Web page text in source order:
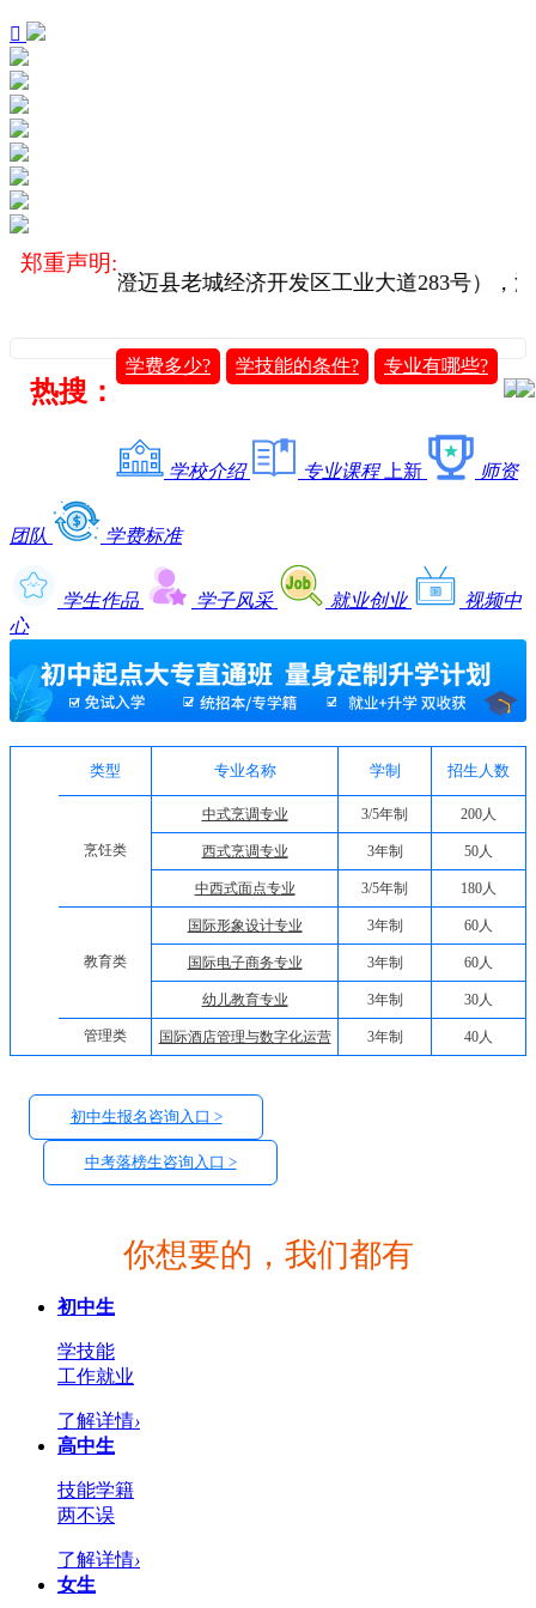

郑重声明:
（地址：澄迈县老城经济开发区工业大道283号），
热搜：
学费多少? 学技能的条件? 专业有哪些?
学校介绍 专业课程 上新 师资
团队 学费标准
学生作品 学子风采 就业创业
视频中
心
类型 专业名称 学制 招生人数
烹饪类
中式烹调专业
西式烹调专业
中西式面点专业
3/5年制
3年制
3/5年制
200人
50人
180人
教育类
国际形象设计专业
国际电子商务专业
幼儿教育专业
3年制
3年制
3年制
60人
60人
30人
管理类 国际酒店管理与数字化运营 3年制 40人
初中生报名咨询入口 >
中考落榜生咨询入口 >
你想要的，我们都有
初中生
学技能
工作就业
了解详情›
高中生
技能学籍
两不误
了解详情›
女生